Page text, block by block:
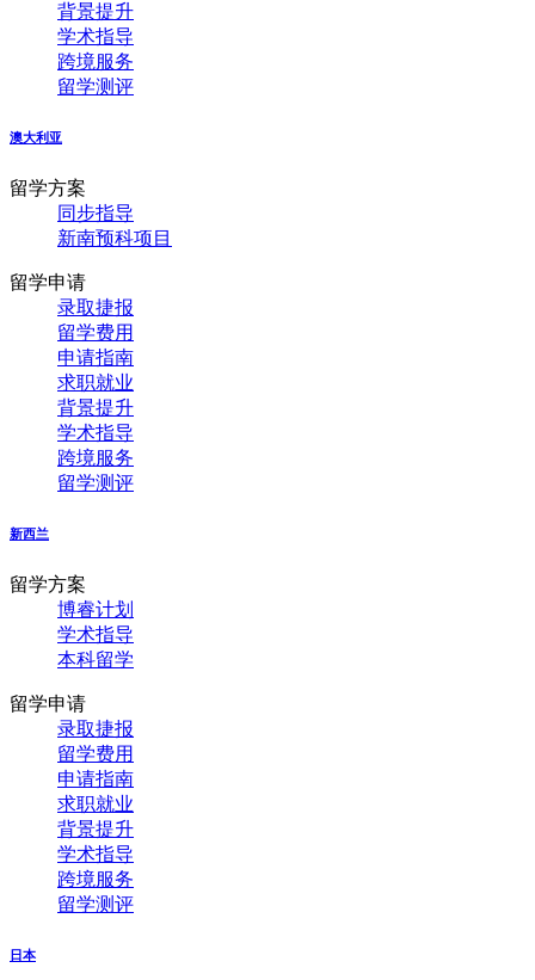
背景提升
学术指导
跨境服务
留学测评
澳大利亚
留学方案
同步指导
新南预科项目
留学申请
录取捷报
留学费用
申请指南
求职就业
背景提升
学术指导
跨境服务
留学测评
新西兰
留学方案
博睿计划
学术指导
本科留学
留学申请
录取捷报
留学费用
申请指南
求职就业
背景提升
学术指导
跨境服务
留学测评
日本